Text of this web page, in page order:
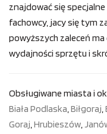
znajdować się
fachowcy, jacy się tym
powyższych zaleceń
wydajności sprzętu i
Obsługiwane miasta i
Biała Podlaska,Biłgoraj,
Goraj,Hrubieszów,